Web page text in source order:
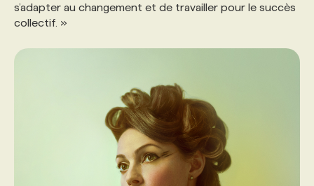
s’adapter au changement et de travailler pour le succès
collectif. »